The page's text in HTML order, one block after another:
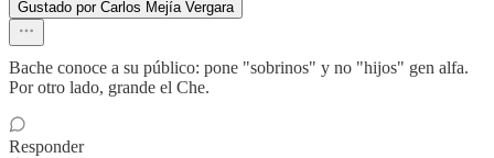
Gustado por Carlos Mejía Vergara
Bache conoce a su público: pone "sobrinos" y no "hijos" gen alfa.
Por otro lado, grande el Che.
Responder